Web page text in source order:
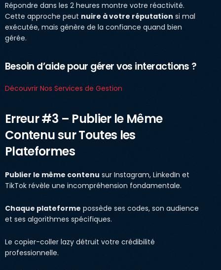
Répondre dans les 2 heures montre votre réactivité.
Cette approche peut nuire à votre réputation si mal
exécutée, mais génère de la confiance quand bien
gérée.
Besoin d’aide pour gérer vos interactions ?
Découvrir Nos Services de Gestion
Erreur #3 – Publier le Même
Contenu sur Toutes les
Plateformes
Publier le même contenu sur Instagram, LinkedIn et
TikTok révèle une incompréhension fondamentale.
Chaque plateforme possède ses codes, son audience
et ses algorithmes spécifiques.
Le copier-coller lazy détruit votre crédibilité
professionnelle.